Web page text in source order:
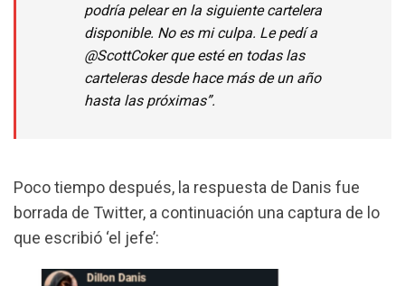
podría pelear en la siguiente cartelera
disponible. No es mi culpa. Le pedí a
@ScottCoker que esté en todas las
carteleras desde hace más de un año
hasta las próximas”.
Poco tiempo después, la respuesta de Danis fue
borrada de Twitter, a continuación una captura de lo
que escribió ‘el jefe’: